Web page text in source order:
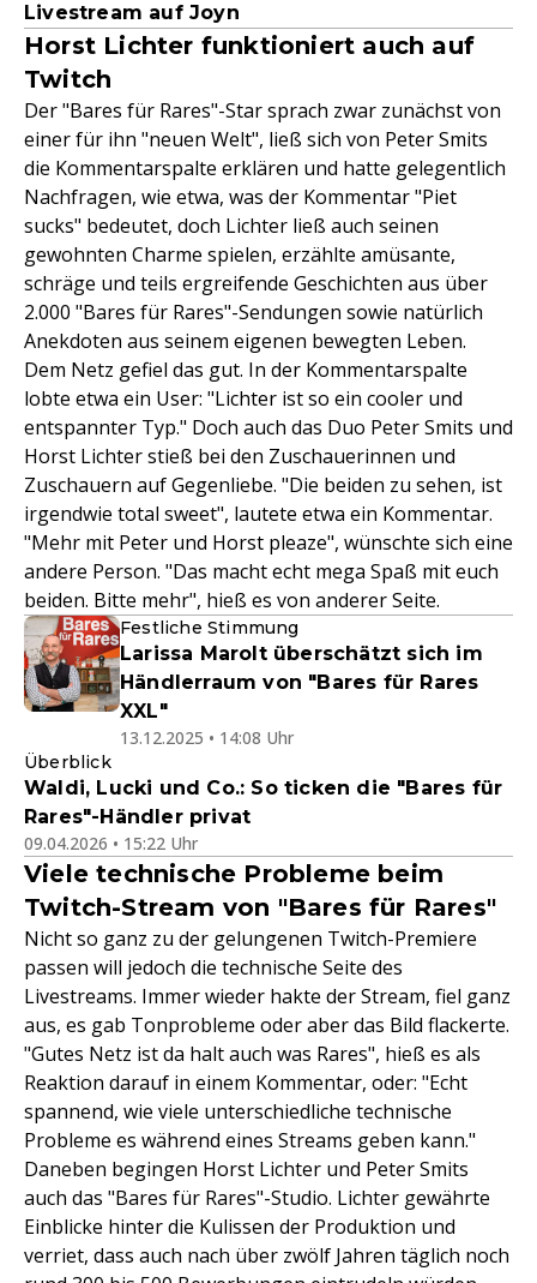
Livestream auf Joyn
Horst Lichter funktioniert auch auf
Twitch
Der "Bares für Rares"-Star sprach zwar zunächst von
einer für ihn "neuen Welt", ließ sich von Peter Smits
die Kommentarspalte erklären und hatte gelegentlich
Nachfragen, wie etwa, was der Kommentar "Piet
sucks" bedeutet, doch Lichter ließ auch seinen
gewohnten Charme spielen, erzählte amüsante,
schräge und teils ergreifende Geschichten aus über
2.000 "Bares für Rares"-Sendungen sowie natürlich
Anekdoten aus seinem eigenen bewegten Leben.
Dem Netz gefiel das gut. In der Kommentarspalte
lobte etwa ein User: "Lichter ist so ein cooler und
entspannter Typ." Doch auch das Duo Peter Smits und
Horst Lichter stieß bei den Zuschauerinnen und
Zuschauern auf Gegenliebe. "Die beiden zu sehen, ist
irgendwie total sweet", lautete etwa ein Kommentar.
"Mehr mit Peter und Horst pleaze", wünschte sich eine
andere Person. "Das macht echt mega Spaß mit euch
beiden. Bitte mehr", hieß es von anderer Seite.
Festliche Stimmung
Larissa Marolt überschätzt sich im
Händlerraum von "Bares für Rares
XXL"
13.12.2025 • 14:08 Uhr
Überblick
Waldi, Lucki und Co.: So ticken die "Bares für
Rares"-Händler privat
09.04.2026 • 15:22 Uhr
Viele technische Probleme beim
Twitch-Stream von "Bares für Rares"
Nicht so ganz zu der gelungenen Twitch-Premiere
passen will jedoch die technische Seite des
Livestreams. Immer wieder hakte der Stream, fiel ganz
aus, es gab Tonprobleme oder aber das Bild flackerte.
"Gutes Netz ist da halt auch was Rares", hieß es als
Reaktion darauf in einem Kommentar, oder: "Echt
spannend, wie viele unterschiedliche technische
Probleme es während eines Streams geben kann."
Daneben begingen Horst Lichter und Peter Smits
auch das "Bares für Rares"-Studio. Lichter gewährte
Einblicke hinter die Kulissen der Produktion und
verriet, dass auch nach über zwölf Jahren täglich noch